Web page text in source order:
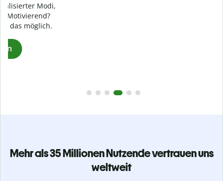
Stelle mit der Plagiatsprüfung sicher, dass dein Text zu 100
% original ist. Analysiere deine Arbeit in Sekundenschnelle
und finde fehlende Quellenangaben in über 100 Sprachen.
Mehr als 35 Millionen Nutzende vertrauen uns
weltweit